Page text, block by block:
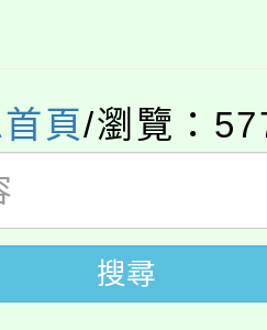
及新住民語歌
115學年度第
師甄選結果(
115學年度第
師甄選結果(
文化大學推廣
》溝通分析基
縣政府辦理
頁/瀏覽：
搜尋